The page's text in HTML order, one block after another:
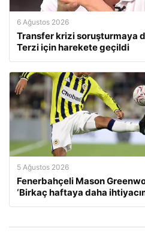
6 Ağustos 2026
Transfer krizi soruşturmaya
Terzi için harekete geçildi
5 Ağustos 2026
Fenerbahçeli Mason
‘Birkaç haftaya daha